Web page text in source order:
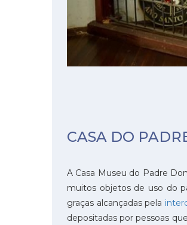
CASA DO
A Casa Museu do Padre
muitos objetos de uso do
graças alcançadas pela
depositadas por pessoas